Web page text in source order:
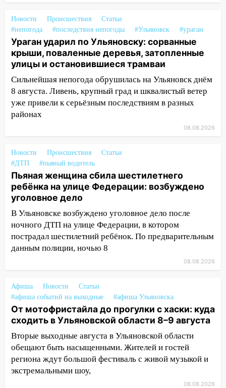
строящегося дома
13:54
В мэрии Ульяновска рассказали,
как устраняют последствия мощного
шторма
13:49 Стихия продолжает крушить
Ульяновск: дерево рухнуло на дом на
Орджоникидзе
13:47
СТО на проспекте Созидателей
13:35 Непогода продолжает бить по
транспорту: в Ульяновске трамвай
сошёл с рельсов
13:22 Упавшие деревья перекрыли
дороги в Ульяновске: фото
13:17 Непогода в Ульяновске не
13:15
Трижды «брал в долг» без спроса:
житель Вешкаймского района похитил у
знакомого 191 тысячу рублей
13:14
проспекте Филатова в Ульяновске
13:12 Дерево пробило крышу дома на
Новгородской в Ульяновске и рухнуло
Новости Происшествия
Статьи
#непогода
#последствия непогоды #Ульяновск #ураган
Ураган ударил по Ульяновску: сорванные
крыши, поваленные деревья, затопленные
улицы и остановившиеся трамваи
Сильнейшая непогода обрушилась на Ульяновск днём
8 августа. Ливень, крупный град и шквалистый ветер
уже привели к серьёзным последствиям в разных
районах
08.08.2026
Новости Происшествия
Статьи
#ДТП
#пьяный водитель
Пьяная женщина сбила шестилетнего
ребёнка на улице Федерации: возбуждено
уголовное дело
В Ульяновске возбуждено уголовное дело после
ночного ДТП на улице Федерации, в котором
пострадал шестилетний ребёнок. По предварительным
данным полиции, ночью 8
08.08.2026
Афиша Новости
Статьи
#афиша событий на выходные
#афиша Ульяновска
От мотофристайла до прогулки с хаски: куда
сходить в Ульяновской области 8–9 августа
Вторые выходные августа в Ульяновской области
обещают быть насыщенными. Жителей и гостей
региона ждут большой фестиваль с живой музыкой и
экстремальными шоу,
08.08.2026